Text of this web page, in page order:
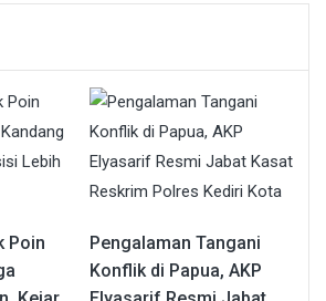
Poin
Pengalaman Tangani
Konflik di Papua, AKP